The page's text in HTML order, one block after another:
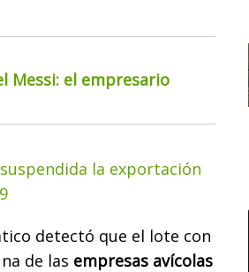
Messi: el empresario
la exportación
detectó que el lote con
de las empresas avícolas